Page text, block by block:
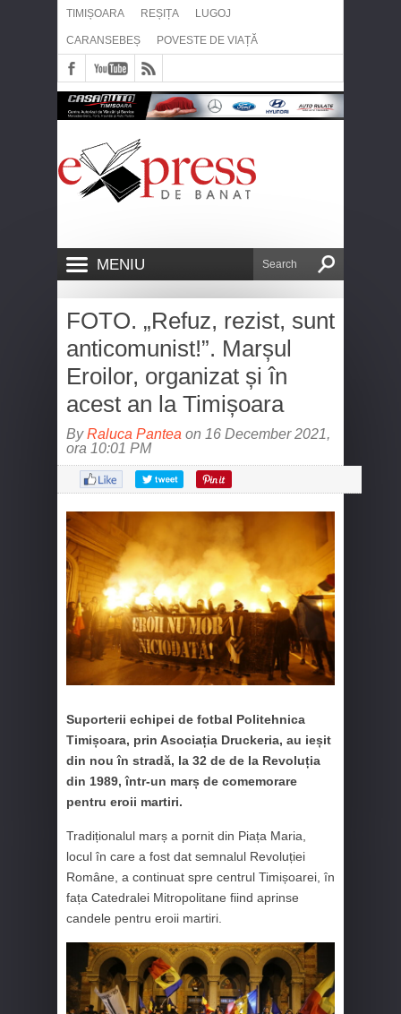
TIMIȘOARA REȘIȚA LUGOJ
CARANSEBEȘ POVESTE DE VIAȚĂ
MENIU
FOTO. „Refuz, rezist, sunt
anticomunist!”. Marșul
Eroilor, organizat și în
acest an la Timișoara
ByRaluca Pantea on 16 December 2021,
ora 10:01 PM
Suporterii echipei de fotbal Politehnica
Timișoara, prin Asociația Druckeria, au ieșit
din nou în stradă, la 32 de de la Revoluția
din 1989, într-un marș de comemorare
pentru eroii martiri.
Tradiționalul marș a pornit din Piața Maria,
locul în care a fost dat semnalul Revoluției
Române, a continuat spre centrul Timișoarei, în
fața Catedralei Mitropolitane fiind aprinse
candele pentru eroii martiri.